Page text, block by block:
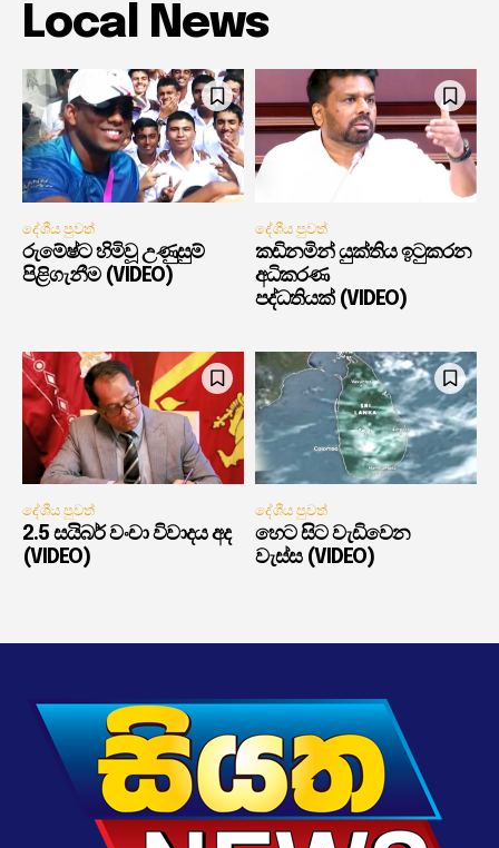
Local News
දේශීය පුවත්
රුමේෂ්ට හිමිවූ උණුසුම්
පිළිගැනීම (VIDEO)
දේශීය පුවත්
කඩිනමින් යුක්තිය ඉටුකරන
අධිකරණ
පද්ධතියක් (VIDEO)
දේශීය පුවත්
2.5 සයිබර් වංචා විවාදය අද
(VIDEO)
දේශීය පුවත්
හෙට සිට වැඩිවෙන
වැස්ස (VIDEO)